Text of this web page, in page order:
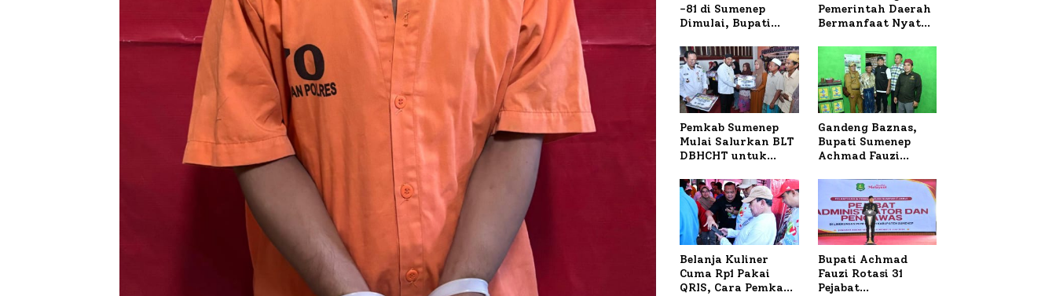
-81 di Sumenep
Dimulai, Bupati
Doa untuk Korban
Kapal Terbakar
Pemerintah Daerah
Bermanfaat Nyata
Bupati Sumenep
Tinjau Langsung
Budidaya Lele dan
Ayam Petelur di
Desa Bataal Timur
Pemkab Sumenep
Mulai Salurkan BLT
DBHCHT untuk
Tani Tembakau
Gandeng Baznas,
Bupati Sumenep
Achmad Fauzi
Serahkan Bantuan
Bedah RTLH di Dua
Kecamatan
Belanja Kuliner
Cuma Rp1 Pakai
QRIS, Cara Pemkab
Bupati Achmad
Fauzi Rotasi 31
Pejabat